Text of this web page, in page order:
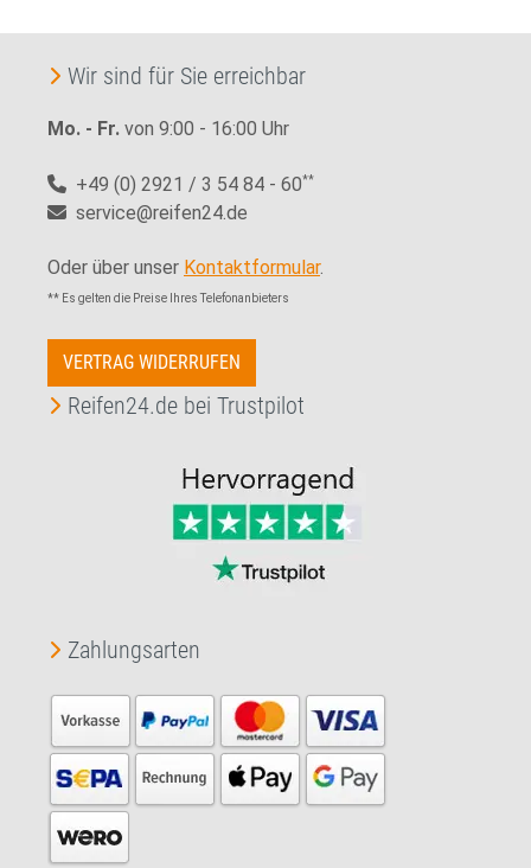
Wir sind für Sie erreichbar
Mo. - Fr. von 9:00 - 16:00 Uhr
+49 (0) 2921 / 3 54 84 - 60**
service@reifen24.de
Oder über unser Kontaktformular.
** Es gelten die Preise Ihres Telefonanbieters
VERTRAG WIDERRUFEN
Reifen24.de bei Trustpilot
Zahlungsarten